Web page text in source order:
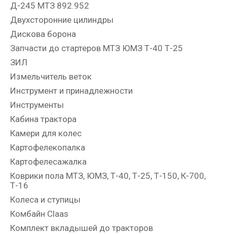
Д-245 МТЗ 892.952
Двухсторонние цилиндры
Дискова борона
Запчасти до стартеров МТЗ ЮМЗ Т-40 Т-25
ЗИЛ
Измельчитель веток
Инструмент и принадлежности
Инструменты
Кабина трактора
Камери для колес
Картофелекопалка
Картофелесажалка
Коврики пола МТЗ, ЮМЗ, Т-40, Т-25, Т-150, К-700,
Т-16
Колеса и ступицы
Комбайн Claas
Комплект вкладышей до тракторов